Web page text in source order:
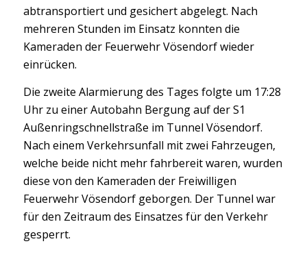
werden. Die demontierten Teile wurden
abtransportiert und gesichert abgelegt. Nach
mehreren Stunden im Einsatz konnten die
Kameraden der Feuerwehr Vösendorf wieder
Die zweite Alarmierung des Tages folgte um 17:28
Uhr zu einer Autobahn Bergung auf der S1
Außenringschnellstraße im Tunnel Vösendorf.
Nach einem Verkehrsunfall mit zwei Fahrzeugen,
welche beide nicht mehr fahrbereit waren, wurden
diese von den Kameraden der Freiwilligen
Feuerwehr Vösendorf geborgen. Der Tunnel war
für den Zeitraum des Einsatzes für den Verkehr